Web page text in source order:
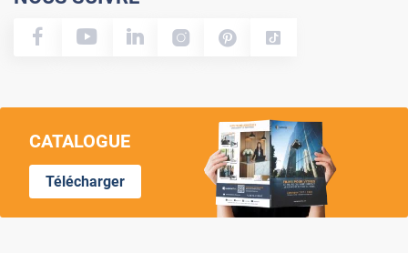
CATALOGUE
Télécharger